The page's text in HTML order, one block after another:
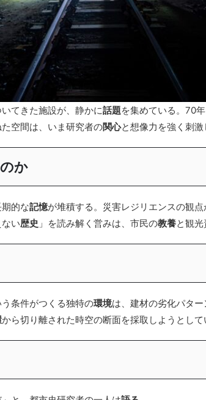
てきた施設が、静かに話題を集めている。70
た空間は、いま研究者の関心と想像力を強く刺激
か
的な記憶が堆積する。災害レジリエンスの観
い歴史 」を読み解く営みは、市民の教養と観光
条件がつくる独特の環境は、建材の劣化パタ
から切り離された時空の断面を採取しようとして